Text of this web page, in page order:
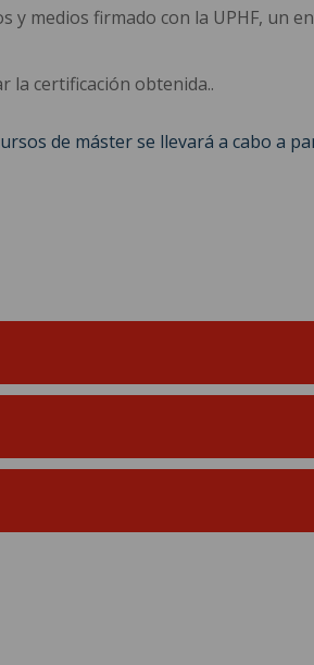
y medios firmado con la UPHF, un
la certificación obtenida..
de máster se llevará a cabo a